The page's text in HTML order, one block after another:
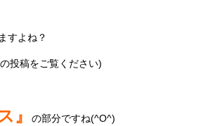
すよね？
の投稿をご覧ください)
』 の部分ですね(^O^)